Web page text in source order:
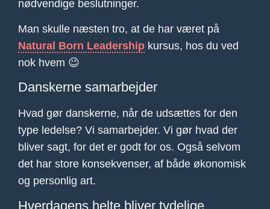
nødvendige beslutninger.
Man skulle næsten tro, at de har været på
Natural Born Leadership kursus, hos du ved
nok hvem 😉
Danskerne samarbejder
Hvad gør danskerne, når de udsættes for den
type ledelse? Vi samarbejder. Vi gør hvad der
bliver sagt, for det er godt for os. Også selvom
det har store konsekvenser, af både økonomisk
og personlig art.
Hverdagens helte bliver tydelige